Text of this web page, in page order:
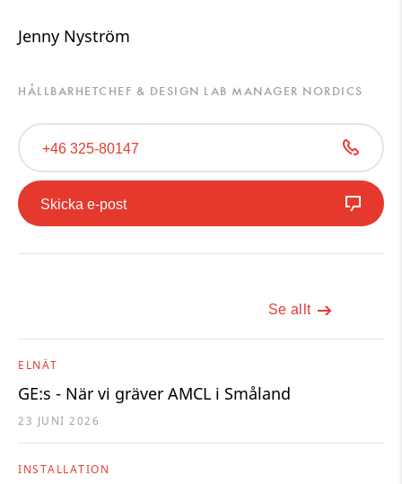
Jenny Nyström
HÅLLBARHETCHEF & DESIGN LAB MANAGER NORDICS
+46 325-80147
Skicka e-post
Se allt
ELNÄT
GE:s - När vi gräver AMCL i Småland
23 JUNI 2026
INSTALLATION